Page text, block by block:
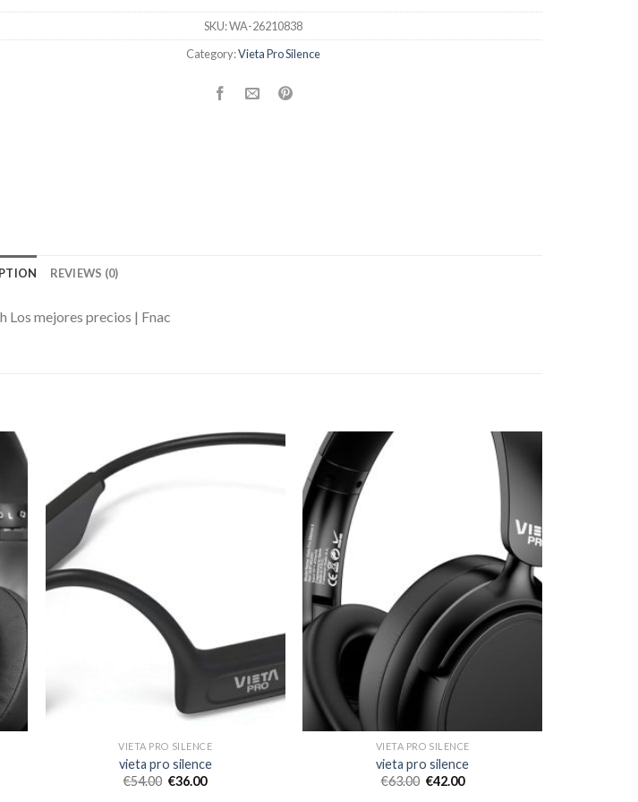
SKU:WA-26210838
Category:Vieta Pro Silence
REVIEWS (0)
Los mejores precios | Fnac
VIETA PRO SILENCE
vieta pro silence
€54.00 €36.00
VIETA PRO SILENCE
vieta pro silence
€63.00 €42.00